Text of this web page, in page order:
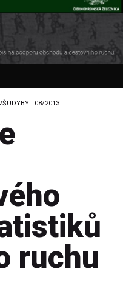
08/2013
ruchu